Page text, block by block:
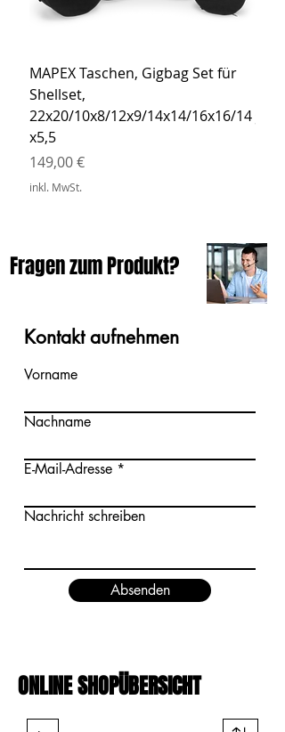
MAPEX Taschen, Gigbag Set für
Shellset,
22x20/10x8/12x9/14x14/16x16/14
x5,5
Preis
149,00 €
inkl. MwSt.
Preis
Fragen zum Produkt?
Kontakt aufnehmen
Vorname
Nachname
E-Mail-Adresse
Nachricht schreiben
Absenden
ONLINE SHOPÜBERSICHT